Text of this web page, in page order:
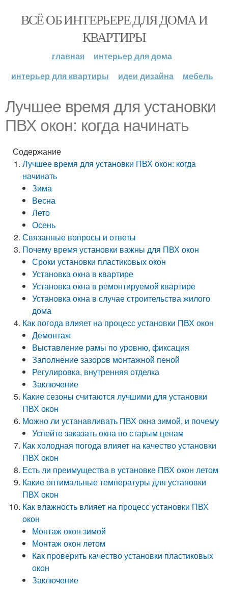
ВСЁ ОБ ИНТЕРЬЕРЕ ДЛЯ ДОМА И
КВАРТИРЫ
главная
интерьер для дома
интерьер для квартиры
идеи дизайна мебель
Лучшее время для установки
ПВХ окон: когда начинать
Содержание
Лучшее время для установки ПВХ окон: когда
начинать
Зима
Весна
Лето
Осень
Связанные вопросы и ответы
Почему время установки важны для ПВХ окон
Сроки установки пластиковых окон
Установка окна в квартире
Установка окна в ремонтируемой квартире
Установка окна в случае строительства жилого
дома
Как погода влияет на процесс установки ПВХ окон
Демонтаж
Выставление рамы по уровню, фиксация
Заполнение зазоров монтажной пеной
Регулировка, внутренняя отделка
Заключение
Какие сезоны считаются лучшими для установки
ПВХ окон
Можно ли устанавливать ПВХ окна зимой, и почему
Успейте заказать окна по старым ценам
Как холодная погода влияет на качество установки
ПВХ окон
Есть ли преимущества в установке ПВХ окон летом
Какие оптимальные температуры для установки
ПВХ окон
Как влажность влияет на процесс установки ПВХ
окон
Монтаж окон зимой
Монтаж окон летом
Как проверить качество установки пластиковых
окон
Заключение